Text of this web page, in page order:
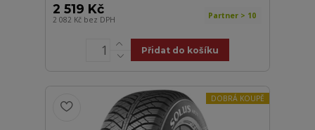
2 519 Kč
2 082 Kč bez DPH Partner > 10
Přidat do košíku
DOBRÁ KOUPĚ